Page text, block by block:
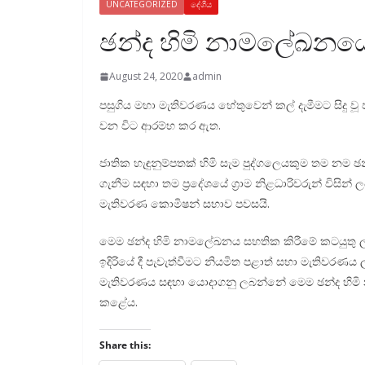
UNCATEGORIZED දේශීය
ඡන්ද හිමි
August 24, 2020 admin
පසුගිය මහා මැතිවරණය හේතුවෙන් කල් දැමීමට සිදු
වන විට ආරම්භ කර ඇත.
ජාතික හැඳුනුම්පතක් හිමි සැම පුද්ගලෙයකුම තම
ගැනීම සඳහා තම ප්‍රදේශයේ ග්‍රාම නිළධාරිවරුන්
මැතිවරණ කොමිෂන් සභාව පවසයි.
මෙම ඡන්ද හිමි නාමලේඛනය සහතික කිරීමේ කටයුතු
ඉදිරියේ දී පැවැත්වීමට නියමිත පළාත් සභා
මැතිවරණය සඳහා යොදාගනු ලබන්නේ මෙම ඡන්ද හිමි
කළේය.
Share this: